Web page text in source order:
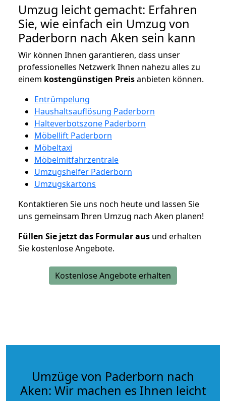
Umzug leicht gemacht: Erfahren
Sie, wie einfach ein Umzug von
Paderborn nach Aken sein kann
Wir können Ihnen garantieren, dass unser
professionelles Netzwerk Ihnen nahezu alles zu
einem kostengünstigen Preisanbieten können.
Entrümpelung
Haushaltsauflösung Paderborn
Halteverbotszone Paderborn
Möbellift Paderborn
Möbeltaxi
Möbelmitfahrzentrale
Umzugshelfer Paderborn
Umzugskartons
Kontaktieren Sie uns noch heute und lassen Sie
uns gemeinsam Ihren Umzug nach Aken planen!
Füllen Sie jetzt das Formular aus und erhalten
Sie kostenlose Angebote.
Kostenlose Angebote erhalten
Umzüge von Paderborn nach
Aken: Wir machen es Ihnen leicht